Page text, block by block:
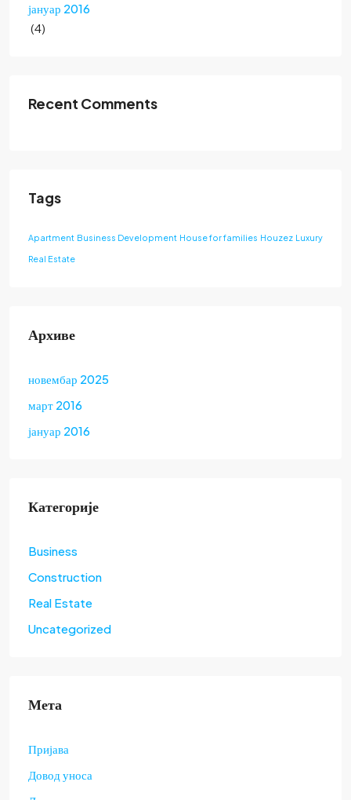
јануар 2016
(4)
Recent Comments
Tags
Apartment Business Development House for families Houzez Luxury
Real Estate
Архиве
новембар 2025
март 2016
јануар 2016
Категорије
Business
Construction
Real Estate
Uncategorized
Мета
Пријава
Довод уноса